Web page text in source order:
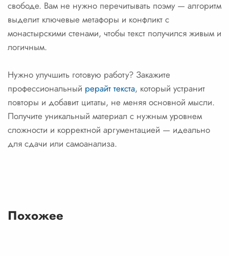
свободе. Вам не нужно перечитывать поэму — алгоритм
выделит ключевые метафоры и конфликт с
монастырскими стенами, чтобы текст получился живым и
логичным.
Нужно улучшить готовую работу? Закажите
профессиональный рерайт текста, который устранит
повторы и добавит цитаты, не меняя основной мысли.
Получите уникальный материал с нужным уровнем
сложности и корректной аргументацией — идеально
для сдачи или самоанализа.
Похожее